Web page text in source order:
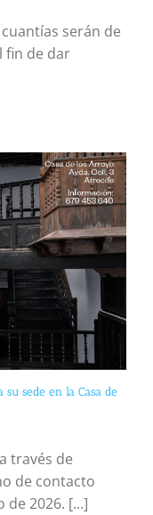
serán de
fin de dar
sede en la Casa de
través de
de contacto
de 2026. [...]